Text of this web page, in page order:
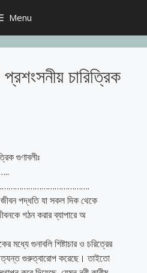
Menu
চারিত্রিক
গুণাবলীঃ
জীবন পদ্ধতি যা সকল দিক থেকে
গঠন করার ব্যাপারে অ
গুনাবলি শিষ্টাচার ও চরিত্রের
গুরুত্বারোপ করেছে। তাইতো